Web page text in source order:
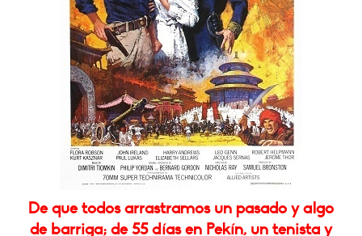
De que todos arrastramos un pasado y algo
de barriga; de 55 días en Pekín, un tenista y